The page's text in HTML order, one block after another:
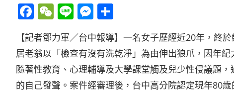
Facebook
WeChat
LineMessenger
【記者鄧力軍／台中報導】一名女子歷經近20年，終
居老翁以「檢查有沒有洗乾淨」為由伸出狼爪，因年
隨著性教育、心理輔導及大學課堂觸及兒少性侵議題
的自己發聲。案件經審理後，台中高分院認定現年80